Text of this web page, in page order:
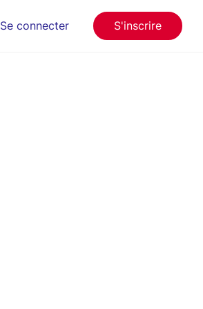
Se connecter S'inscrire